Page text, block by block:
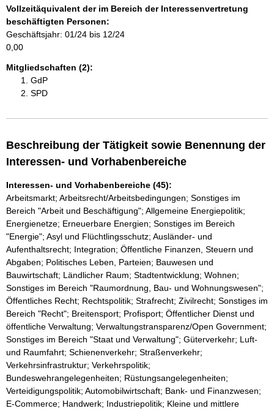
Vollzeitäquivalent der im Bereich der Interessenvertretung
beschäftigten Personen:
Geschäftsjahr: 01/24 bis 12/24
0,00
Mitgliedschaften (2):
GdP
SPD
Beschreibung der Tätigkeit sowie Benennung der
Interessen- und Vorhabenbereiche
Interessen- und Vorhabenbereiche (45):
Arbeitsmarkt; Arbeitsrecht/Arbeitsbedingungen; Sonstiges im
Bereich "Arbeit und Beschäftigung"; Allgemeine Energiepolitik;
Energienetze; Erneuerbare Energien; Sonstiges im Bereich
"Energie"; Asyl und Flüchtlingsschutz; Ausländer- und
Aufenthaltsrecht; Integration; Öffentliche Finanzen, Steuern und
Abgaben; Politisches Leben, Parteien; Bauwesen und
Bauwirtschaft; Ländlicher Raum; Stadtentwicklung; Wohnen;
Sonstiges im Bereich "Raumordnung, Bau- und Wohnungswesen";
Öffentliches Recht; Rechtspolitik; Strafrecht; Zivilrecht; Sonstiges im
Bereich "Recht"; Breitensport; Profisport; Öffentlicher Dienst und
öffentliche Verwaltung; Verwaltungstransparenz/Open Government;
Sonstiges im Bereich "Staat und Verwaltung"; Güterverkehr; Luft-
und Raumfahrt; Schienenverkehr; Straßenverkehr;
Verkehrsinfrastruktur; Verkehrspolitik;
Bundeswehrangelegenheiten; Rüstungsangelegenheiten;
Verteidigungspolitik; Automobilwirtschaft; Bank- und Finanzwesen;
E-Commerce; Handwerk; Industriepolitik; Kleine und mittlere